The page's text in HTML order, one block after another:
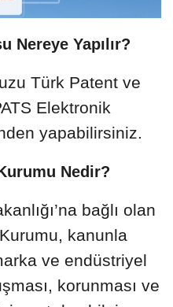
Nereye Yapılır?
Türk Patent ve
Elektronik
yapabilirsiniz.
Nedir?
bağlı olan
kanunla
ve endüstriyel
korunması ve